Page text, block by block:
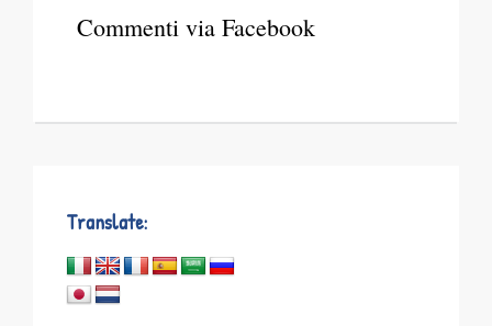
Commenti via Facebook
Translate: